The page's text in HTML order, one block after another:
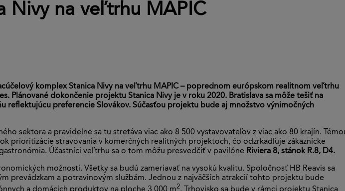
Nivy na veľtrhu MAPIC
komplex Stanica Nivy na veľtrhu MAPIC – poprednom európskom realitnom veľtrhu
Plánované dokončenie projektu Stanica Nivy je v roku 2020. Bratislava sa môže tešiť na
preferencie Slovákov. Súčasťou projektu bude aj množstvo výnimočných
sektora a pravidelne sa tu stretáva viac ako 8 500 vystavovateľov z viac ako 80 krajín.
stravovania v komerčných realitných projektoch, čo odzrkadľuje zákaznícke
Účastníci veľtrhu sa o tom môžu presvedčiť v pavilóne Riviera 8, stánok R.8, D4.
možností. Všetky sa budú zameriavať na vysokú kvalitu. Spoločnosť HB Reavis sa
prevádzkam a potravinovým službám. Jednou z najväčších atrakcií tohto projektu bude
2